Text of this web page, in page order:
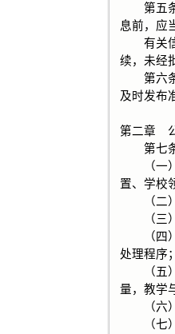
第五条
息前，应
有关信
续，未经
第六条
及时发布
第二章
第七条
（一）
置、学校
（二）
（三）
（四）
处理程序
（五）
量，教学
（六）
（七）